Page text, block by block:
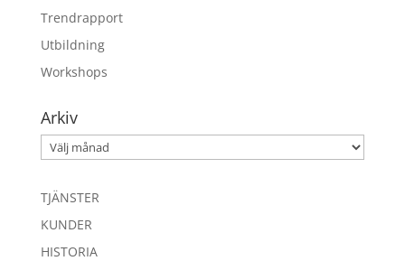
Trendrapport
Utbildning
Workshops
Arkiv
Arkiv
TJÄNSTER
KUNDER
HISTORIA